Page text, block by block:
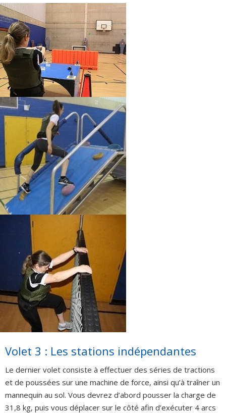
Volet 3 : Les stations indépendantes
Le dernier volet consiste à effectuer des séries de tractions
et de poussées sur une machine de force, ainsi qu’à traîner un
mannequin au sol. Vous devrez d’abord pousser la charge de
31,8 kg, puis vous déplacer sur le côté afin d’exécuter 4 arcs